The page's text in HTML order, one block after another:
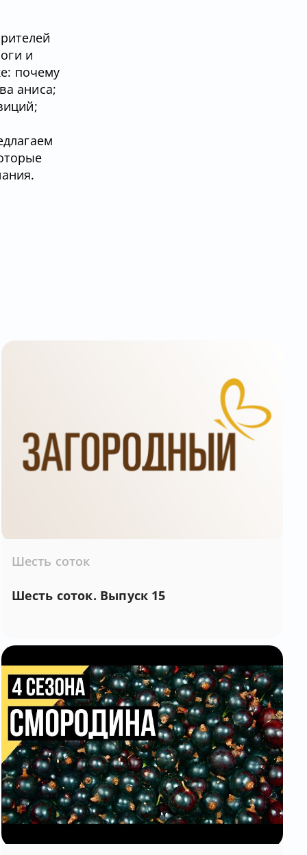
и
почему
аниса;
Шесть соток
Шесть соток. Выпуск 15